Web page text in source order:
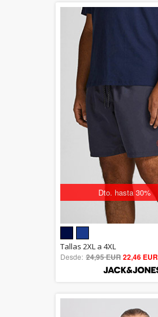
Dto. hasta 30%
5.00
out of 5
Tallas 2XL a 4XL
Desde: 24,95 EUR22,46 EUR